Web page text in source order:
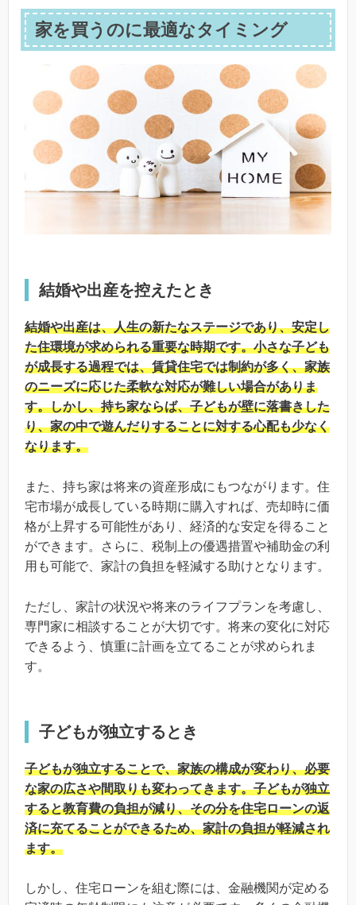
家を買うのに最適なタイミング
結婚や出産を控えたとき
結婚や出産は、人生の新たなステージであり、安定し
た住環境が求められる重要な時期です。小さな子ども
が成長する過程では、賃貸住宅では制約が多く、家族
のニーズに応じた柔軟な対応が難しい場合がありま
す。しかし、持ち家ならば、子どもが壁に落書きした
り、家の中で遊んだりすることに対する心配も少なく
なります。
また、持ち家は将来の資産形成にもつながります。住
宅市場が成長している時期に購入すれば、売却時に価
格が上昇する可能性があり、経済的な安定を得ること
ができます。さらに、税制上の優遇措置や補助金の利
用も可能で、家計の負担を軽減する助けとなります。
ただし、家計の状況や将来のライフプランを考慮し、
専門家に相談することが大切です。将来の変化に対応
できるよう、慎重に計画を立てることが求められま
す。
子どもが独立するとき
子どもが独立することで、家族の構成が変わり、必要
な家の広さや間取りも変わってきます。子どもが独立
すると教育費の負担が減り、その分を住宅ローンの返
済に充てることができるため、家計の負担が軽減され
ます。
しかし、住宅ローンを組む際には、金融機関が定める